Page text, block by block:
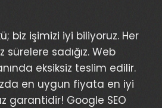
biz işimizi iyi biliyoruz. Her
sadığız. Web
eksiksiz teslim edilir.
en uygun fiyata en iyi
garantidir! Google SEO